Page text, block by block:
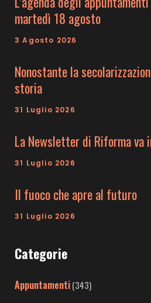
martedì 18 agosto
3 Agosto 2026
Nonostante la
storia
31 Luglio 2026
La Newsletter di Riforma va
31 Luglio 2026
Il fuoco che apre al futuro
31 Luglio 2026
Categorie
Appuntamenti(343)